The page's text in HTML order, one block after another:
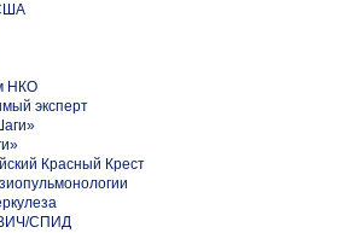
НКО
эксперт
Красный Крест
ВИЧ/СПИД